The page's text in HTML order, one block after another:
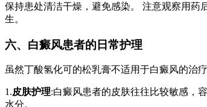
保持患处清洁干燥，避免感染。 注意观察用药
生。
六、白癜风患者的日常护理
虽然丁酸氢化可的松乳膏不适用于白癜风的治
1.皮肤护理:白癜风患者的皮肤往往比较敏感，
水分。